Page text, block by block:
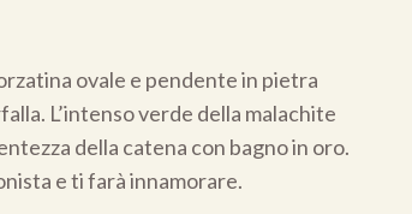
ovale e pendente in pietra
L’intenso verde della malachite
della catena con bagno in oro.
e ti farà innamorare.